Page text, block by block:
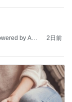
by Ame
2日前